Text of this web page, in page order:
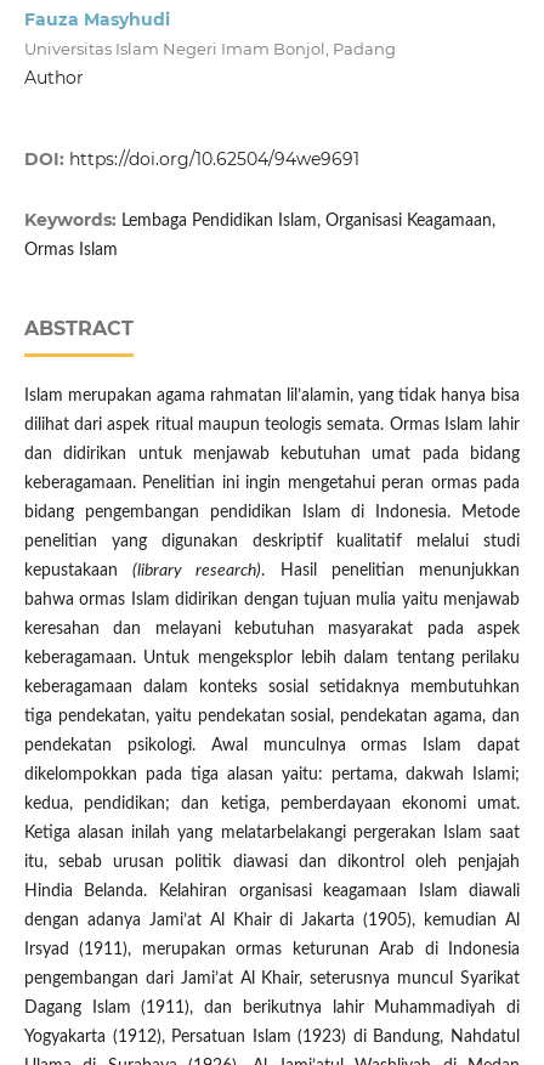
Fauza Masyhudi
Universitas Islam Negeri Imam Bonjol, Padang
Author
DOI: https://doi.org/10.62504/94we9691
Keywords: Lembaga Pendidikan Islam, Organisasi Keagamaan,
Ormas Islam
ABSTRACT
Islam merupakan agama rahmatan lil’alamin, yang tidak hanya bisa
dilihat dari aspek ritual maupun teologis semata. Ormas Islam lahir
dan didirikan untuk menjawab kebutuhan umat pada bidang
keberagamaan. Penelitian ini ingin mengetahui peran ormas pada
bidang pengembangan pendidikan Islam di Indonesia. Metode
penelitian yang digunakan deskriptif kualitatif melalui studi
kepustakaan(library research). Hasil penelitian menunjukkan
bahwa ormas Islam didirikan dengan tujuan mulia yaitu menjawab
keresahan dan melayani kebutuhan masyarakat pada aspek
keberagamaan. Untuk mengeksplor lebih dalam tentang perilaku
keberagamaan dalam konteks sosial setidaknya membutuhkan
tiga pendekatan, yaitu pendekatan sosial, pendekatan agama, dan
pendekatan psikologi. Awal munculnya ormas Islam dapat
dikelompokkan pada tiga alasan yaitu: pertama, dakwah Islami;
kedua, pendidikan; dan ketiga, pemberdayaan ekonomi umat.
Ketiga alasan inilah yang melatarbelakangi pergerakan Islam saat
itu, sebab urusan politik diawasi dan dikontrol oleh penjajah
Hindia Belanda. Kelahiran organisasi keagamaan Islam diawali
dengan adanya Jami’at Al Khair di Jakarta (1905), kemudian Al
Irsyad (1911), merupakan ormas keturunan Arab di Indonesia
pengembangan dari Jami’at Al Khair, seterusnya muncul Syarikat
Dagang Islam (1911), dan berikutnya lahir Muhammadiyah di
Yogyakarta (1912), Persatuan Islam (1923) di Bandung, Nahdatul